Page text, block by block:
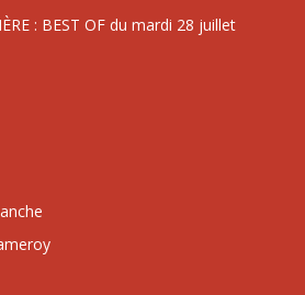
: BEST OF du mardi 28 juillet